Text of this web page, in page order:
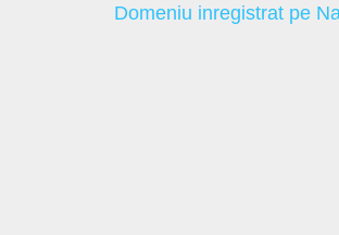
Domeniu inregistrat pe